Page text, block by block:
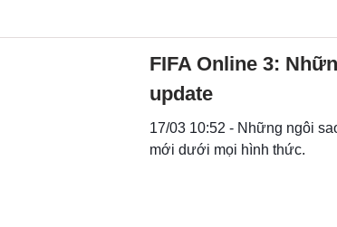
FIFA Online 3:
update
17/03 10:52 - Những ngôi
mới dưới mọi hình thức.